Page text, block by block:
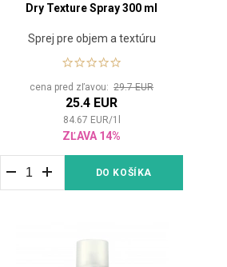
Dry Texture Spray 300 ml
Sprej pre objem a textúru
cena pred zľavou:29.7 EUR
25.4 EUR
84.67 EUR/1
ZĽAVA 14%
DO KOŠÍKA